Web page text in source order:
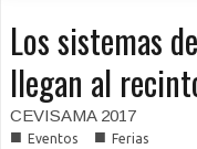
Los sistemas
llegan al
CEVISAMA 2017
■ Eventos ■ Ferias